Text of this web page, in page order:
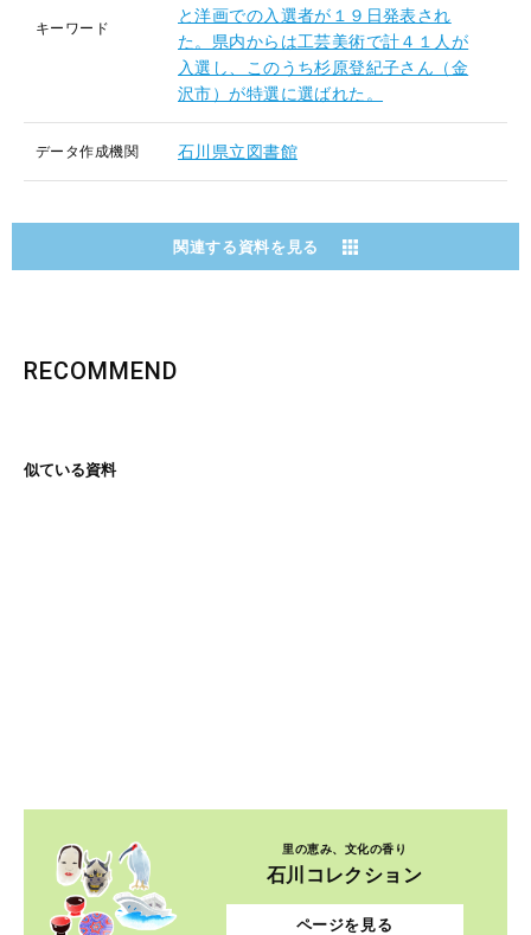
キーワード
と洋画での入選者が１９日発表され
た。県内からは工芸美術で計４１人が
入選し、このうち杉原登紀子さん（金
沢市）が特選に選ばれた。
データ作成機関 石川県立図書館
関連する資料を見る
RECOMMEND
似ている資料
里の恵み、文化の香り
石川コレクション
ページを見る